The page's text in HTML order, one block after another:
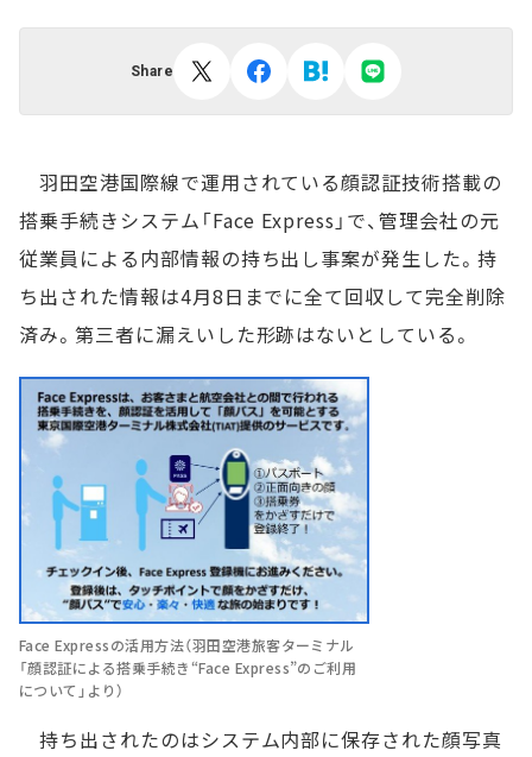
Share
羽田空港国際線で運用されている顔認証技術搭載の
搭乗手続きシステム「Face Express」で、管理会社の元
従業員による内部情報の持ち出し事案が発生した。持
ち出された情報は4月8日までに全て回収して完全削除
済み。第三者に漏えいした形跡はないとしている。
Face Expressの活用方法（羽田空港旅客ターミナル
「顔認証による搭乗手続き“Face Express”のご利用
について」より）
持ち出されたのはシステム内部に保存された顔写真